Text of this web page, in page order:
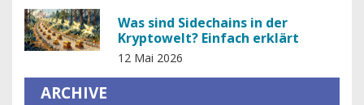
Was sind Sidechains in der
Kryptowelt? Einfach erklärt
12 Mai 2026
ARCHIVE